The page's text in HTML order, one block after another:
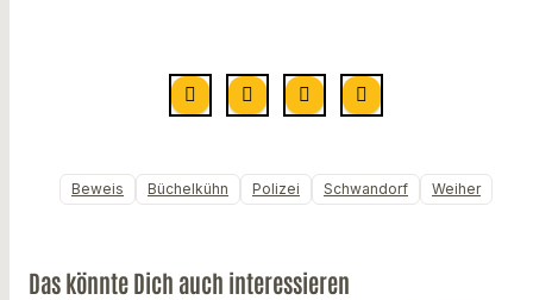
Beweis Büchelkühn Polizei Schwandorf Weiher
Das könnte Dich auch interessieren